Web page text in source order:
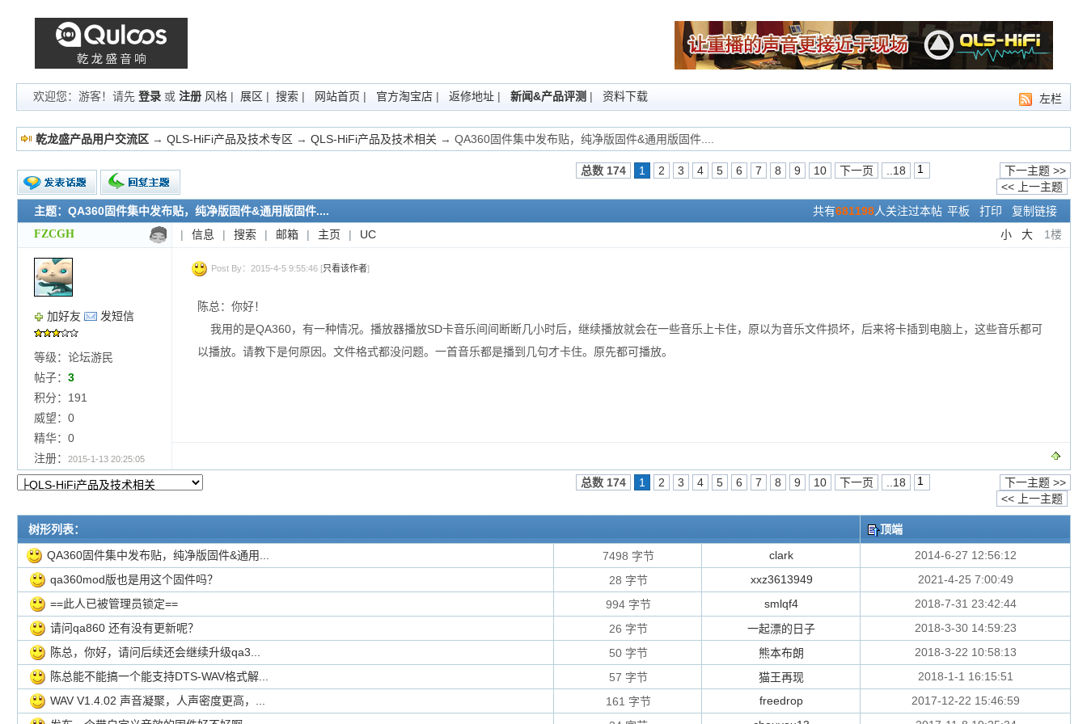
左栏
欢迎您：游客！请先登录 或注册 风格 | 展区 |搜索 | 网站首页 | 官方淘宝店 | 返修地址 | 新闻&产品评测 | 资料下载
乾龙盛产品用户交流区 →QLS-HiFi产品及技术专区 →QLS-HiFi产品及技术相关 → QA360固件集中发布贴，纯净版固件&通用版固件....
新的主题
投票帖
交易帖
小字报
下一主题 >>
<< 上一主题
总数 174 1 2 3 4 5 6 7 8 9 10 下一页 ..18
共有681198人关注过本帖 平板 打印 复制链接
主题：QA360固件集中发布贴，纯净版固件&通用版固件....
FZCGH 小 大 1楼
| 信息 | 搜索 | 邮箱 | 主页 | UC
加好友 发短信
等级：论坛游民
帖子： 3
积分：191
威望：0
精华：0
注册：
2015-1-13 20:25:05
Post By：2015-4-5 9:55:46 [只看该作者]
陈总：你好！
我用的是QA360，有一种情况。播放器播放SD卡音乐间间断断几小时后，继续播放就会在一些音乐上卡住，原以为音乐文件损坏，后来将卡插到电脑上，这些音乐都可
以播放。请教下是何原因。文件格式都没问题。一首音乐都是播到几句才卡住。原先都可播放。
下一主题 >>
<< 上一主题
总数 174 1 2 3 4 5 6 7 8 9 10 下一页 ..18
树形列表：
顶端
QA360固件集中发布贴，纯净版固件&通用...
7498 字节 clark
2014-6-27 12:56:12
qa360mod版也是用这个固件吗？
28 字节 xxz3613949
2021-4-25 7:00:49
==此人已被管理员锁定==
994 字节 smlqf4
2018-7-31 23:42:44
请问qa860 还有没有更新呢？
26 字节 一起漂的日子
2018-3-30 14:59:23
陈总，你好，请问后续还会继续升级qa3...
50 字节 熊本布朗
2018-3-22 10:58:13
陈总能不能搞一个能支持DTS-WAV格式解...
57 字节 猫王再现
2018-1-1 16:15:51
WAV V1.4.02 声音凝聚，人声密度更高，...
161 字节 freedrop
2017-12-22 15:46:59